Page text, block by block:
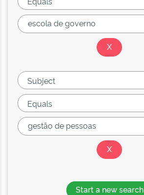
Start a new search